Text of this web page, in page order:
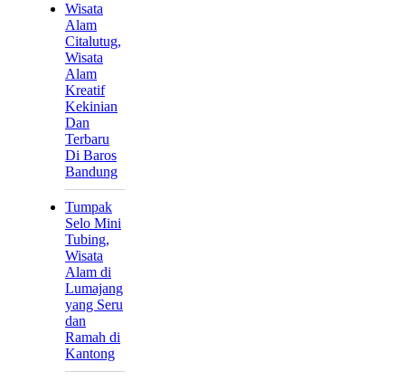
Wisata
Alam
Citalutug,
Wisata
Alam
Kreatif
Kekinian
Dan
Terbaru
Di Baros
Bandung
Tumpak
Selo Mini
Tubing,
Wisata
Alam di
Lumajang
yang Seru
dan
Ramah di
Kantong